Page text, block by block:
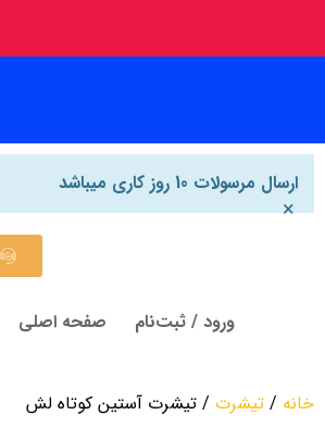
ارسال مرسولات 10 روز کاری میباشد
×
ورود / ثبت‌نام صفحه اصلی
خانه / تیشرت / تیشرت آستین کوتاه لش